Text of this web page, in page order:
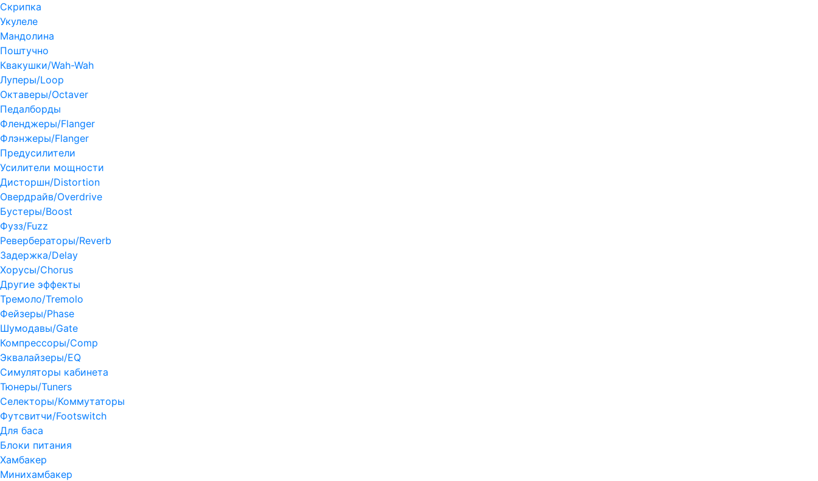
Скрипка
Укулеле
Мандолина
Поштучно
Квакушки/Wah-Wah
Луперы/Loop
Октаверы/Octaver
Педалборды
Фленджеры/Flanger
Флэнжеры/Flanger
Предусилители
Усилители мощности
Дисторшн/Distortion
Овердрайв/Overdrive
Бустеры/Boost
Фузз/Fuzz
Ревербераторы/Reverb
Задержка/Delay
Хорусы/Chorus
Другие эффекты
Тремоло/Tremolo
Фейзеры/Phase
Шумодавы/Gate
Компрессоры/Comp
Эквалайзеры/EQ
Симуляторы кабинета
Тюнеры/Tuners
Селекторы/Коммутаторы
Футсвитчи/Footswitch
Для баса
Блоки питания
Хамбакер
Минихамбакер